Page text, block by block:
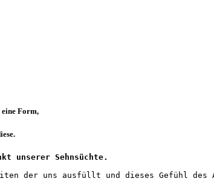
Form,
unserer Sehnsüchte.
der uns ausfüllt und dieses Gefühl des